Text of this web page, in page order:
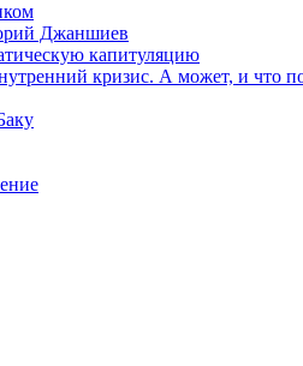
Джаншиев
капитуляцию
кризис. А может, и что